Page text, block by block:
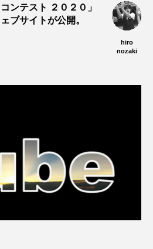
ンテスト ２０２０」
ブサイトが公開。
hiro
nozaki